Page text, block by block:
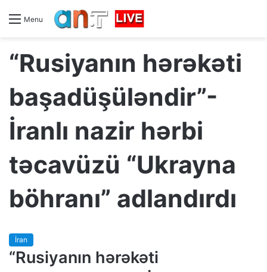
Menu
“Rusiyanın hərəkəti
başadüşüləndir”-
İranlı nazir hərbi
təcavüzü “Ukrayna
böhranı” adlandırdı
İran
“Rusiyanın hərəkəti